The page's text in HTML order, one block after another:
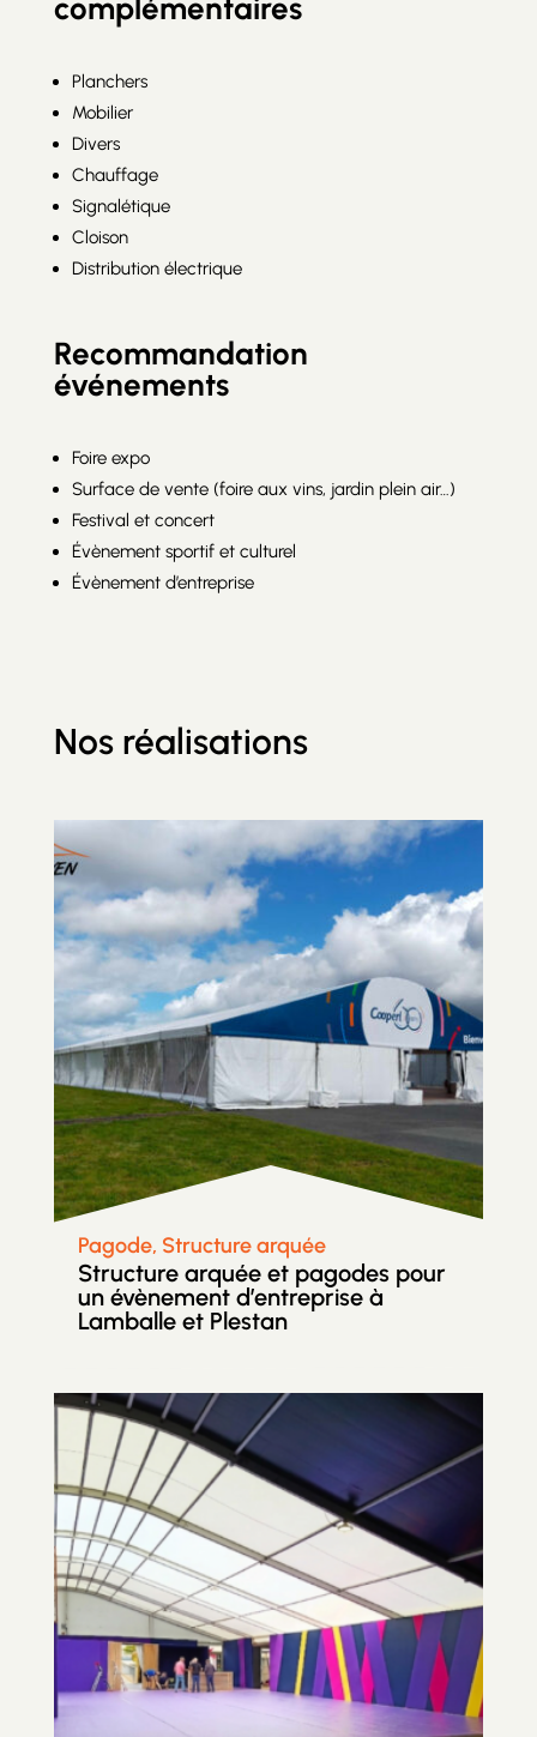
complémentaires
Planchers
Mobilier
Divers
Chauffage
Signalétique
Cloison
Distribution électrique
Recommandation
événements
Foire expo
Surface de vente (foire aux vins, jardin plein air…)
Festival et concert
Évènement sportif et culturel
Évènement d’entreprise
Nos réalisations
Pagode, Structure arquée
Structure arquée et pagodes pour
un évènement d’entreprise à
Lamballe et Plestan